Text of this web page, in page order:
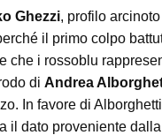
Ghezzi, profilo
il primo colpo
che i rossoblu
di Andrea
In favore di
il dato proveniente